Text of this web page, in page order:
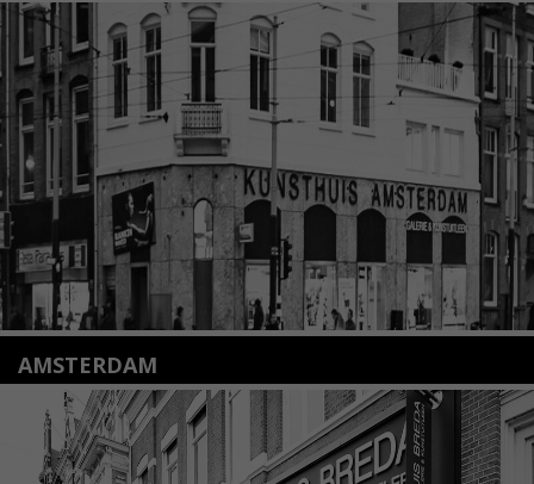
Nieuwstraat 35
2312 KA Leiden
+31(0)71 – 52 84 480
info@kunsthuisleiden.nl
Lees meer
AMSTERDAM
Amstelveenseweg 135
1075 VX Amsterdam
+31 (0)20 2332546
info@kunsthuisamsterdam.nl